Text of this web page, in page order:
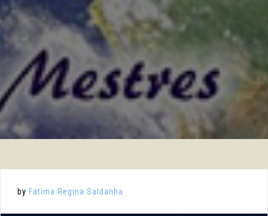
by Fátima Regina Saldanha